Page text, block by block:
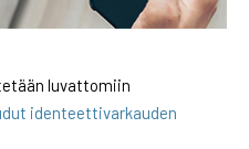
luvattomiin
identeettivarkauden